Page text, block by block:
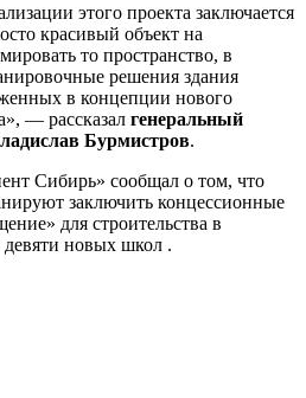
этого проекта заключается
красивый объект на
то пространство, в
решения здания
в концепции нового
— рассказал генеральный
Бурмистров.
Сибирь» сообщал о том, что
заключить концессионные
для строительства в
девяти новых школ .